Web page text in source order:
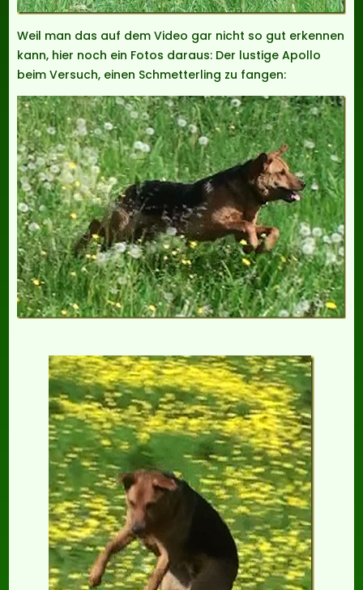
Weil man das auf dem Video gar nicht so gut erkennen
kann, hier noch ein Fotos daraus: Der lustige Apollo
beim Versuch, einen Schmetterling zu fangen: